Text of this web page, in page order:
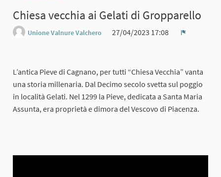
Chiesa vecchia ai Gelati di Gropparello
Unione Valnure Valchero
27/04/2023 17:08
L’antica Pieve di Cagnano, per tutti “Chiesa Vecchia” vanta
una storia millenaria. Dal Decimo secolo svetta sul poggio
in località Gelati. Nel 1299 la Pieve, dedicata a Santa Maria
Assunta, era proprietà e dimora del Vescovo di Piacenza.